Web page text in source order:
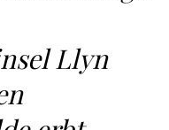
Llyn